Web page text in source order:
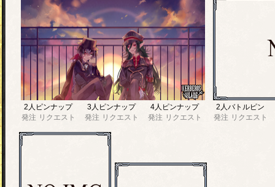
2人ピンナップ
発注 リクエスト
3人ピンナップ
発注 リクエスト
4人ピンナップ
発注 リクエスト
2人バトルピン
発注 リクエスト